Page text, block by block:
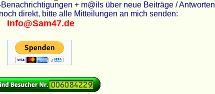
+ m@ils über neue Beiträge /
direkt, bitte alle Mitteilungen an mich senden:
Info@Sam47.de